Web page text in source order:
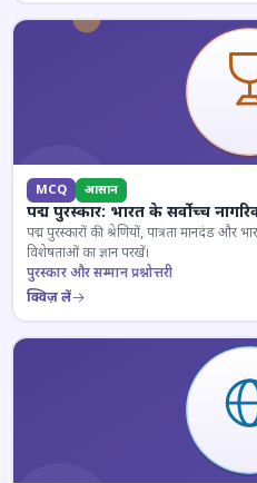
MCQ आसान
पद्म पुरस्कार: भारत के सर्वोच्च
पद्म पुरस्कारों की श्रेणियों, पात्रता मानदंड और
विशेषताओं का ज्ञान परखें।
पुरस्कार और सम्मान प्रश्नोत्तरी
क्विज़ लें